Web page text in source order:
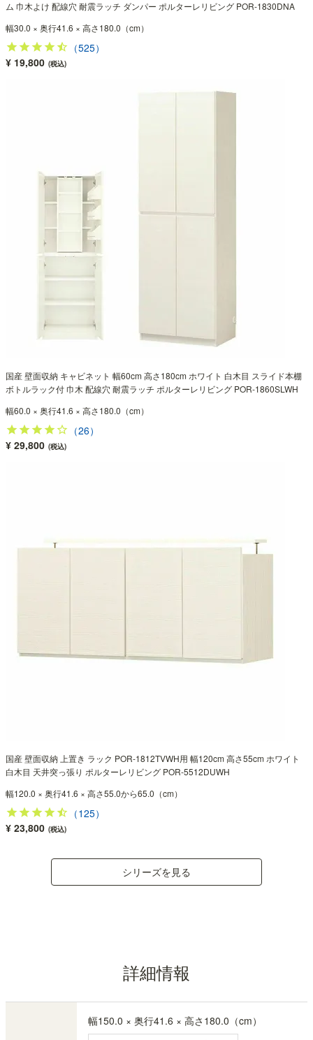
ム 巾木よけ 配線穴 耐震ラッチ ダンパー ポルターレリビング POR-1830DNA
幅30.0 × 奥行41.6 × 高さ180.0（cm）
（525）
¥ 19,800 (税込)
国産 壁面収納 キャビネット 幅60cm 高さ180cm ホワイト 白木目 スライド本棚
ボトルラック付 巾木 配線穴 耐震ラッチ ポルターレリビング POR-1860SLWH
幅60.0 × 奥行41.6 × 高さ180.0（cm）
（26）
¥ 29,800 (税込)
国産 壁面収納 上置き ラック POR-1812TVWH用 幅120cm 高さ55cm ホワイト
白木目 天井突っ張り ポルターレリビング POR-5512DUWH
幅120.0 × 奥行41.6 × 高さ55.0から65.0（cm）
（125）
¥ 23,800 (税込)
シリーズを見る
詳細情報
幅150.0 × 奥行41.6 × 高さ180.0（cm）